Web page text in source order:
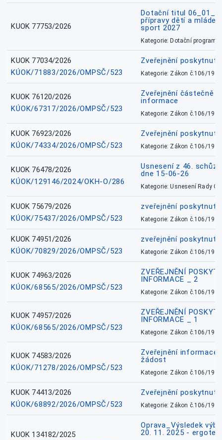
KUOK 77753/2026
Dotační titul
přípravy dětí a
sport 2027
Kategorie: Dotační
KUOK 77034/2026
KÚOK/71883/2026/OMPSČ/523
Zveřejnění
Kategorie: Zákon č.106/1999
KUOK 76120/2026
KÚOK/67317/2026/OMPSČ/523
Zveřejnění částečně
informace
Kategorie: Zákon č.106/1999
KUOK 76923/2026
KÚOK/74334/2026/OMPSČ/523
Zveřejnění
Kategorie: Zákon č.106/1999
KUOK 76478/2026
KÚOK/129146/2024/OKH-O/286
Usnesení z 46.
dne 15-06-26
Kategorie: Usnesení Rady
KUOK 75679/2026
KÚOK/75437/2026/OMPSČ/523
zveřejnění
Kategorie: Zákon č.106/1999
KUOK 74951/2026
KÚOK/70829/2026/OMPSČ/523
zveřejnění
Kategorie: Zákon č.106/1999
KUOK 74963/2026
KÚOK/68565/2026/OMPSČ/523
ZVEŘEJNĚNÍ
INFORMACE _ 2
Kategorie: Zákon č.106/1999
KUOK 74957/2026
KÚOK/68565/2026/OMPSČ/523
ZVEŘEJNĚNÍ
INFORMACE _ 1
Kategorie: Zákon č.106/1999
KUOK 74583/2026
KÚOK/71278/2026/OMPSČ/523
Zveřejnění informace
žádost
Kategorie: Zákon č.106/1999
KUOK 74413/2026
KÚOK/68892/2026/OMPSČ/523
Zveřejnění
Kategorie: Zákon č.106/1999
KUOK 134182/2025
Oprava_Výsledek
20. 11. 2025 -